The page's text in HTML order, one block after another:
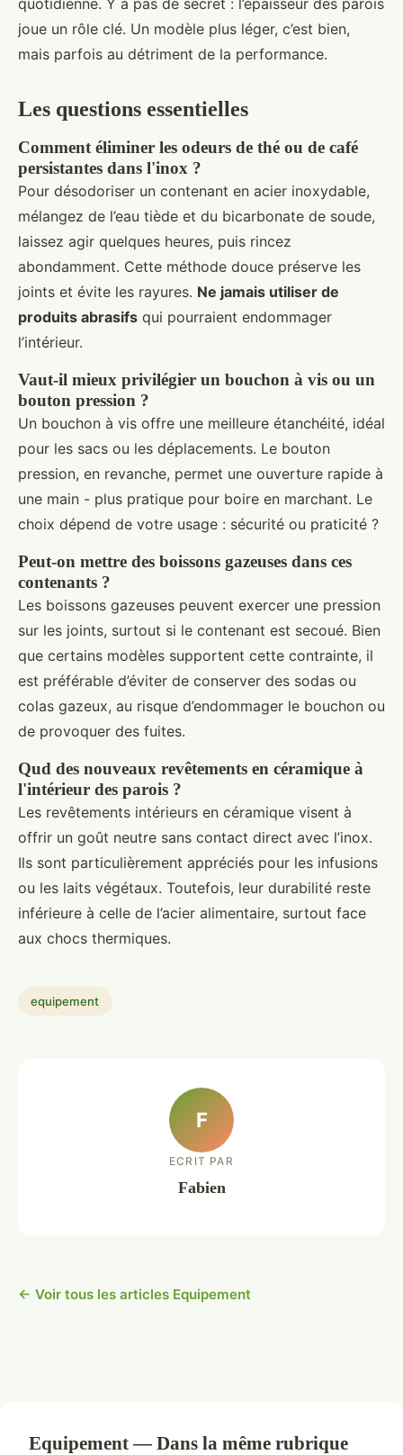
quotidienne. Y a pas de secret : l’épaisseur des parois
joue un rôle clé. Un modèle plus léger, c’est bien,
mais parfois au détriment de la performance.
Les questions essentielles
Comment éliminer les odeurs de thé ou de café
persistantes dans l'inox ?
Pour désodoriser un contenant en acier inoxydable,
mélangez de l’eau tiède et du bicarbonate de soude,
laissez agir quelques heures, puis rincez
abondamment. Cette méthode douce préserve les
joints et évite les rayures. Ne jamais utiliser de
produits abrasifs qui pourraient endommager
l’intérieur.
Vaut-il mieux privilégier un bouchon à vis ou un
bouton pression ?
Un bouchon à vis offre une meilleure étanchéité, idéal
pour les sacs ou les déplacements. Le bouton
pression, en revanche, permet une ouverture rapide à
une main - plus pratique pour boire en marchant. Le
choix dépend de votre usage : sécurité ou praticité ?
Peut-on mettre des boissons gazeuses dans ces
contenants ?
Les boissons gazeuses peuvent exercer une pression
sur les joints, surtout si le contenant est secoué. Bien
que certains modèles supportent cette contrainte, il
est préférable d’éviter de conserver des sodas ou
colas gazeux, au risque d’endommager le bouchon ou
de provoquer des fuites.
Qud des nouveaux revêtements en céramique à
l'intérieur des parois ?
Les revêtements intérieurs en céramique visent à
offrir un goût neutre sans contact direct avec l’inox.
Ils sont particulièrement appréciés pour les infusions
ou les laits végétaux. Toutefois, leur durabilité reste
inférieure à celle de l’acier alimentaire, surtout face
aux chocs thermiques.
equipement
F
ECRIT PAR
Fabien
← Voir tous les articles Equipement
Equipement — Dans la même rubrique